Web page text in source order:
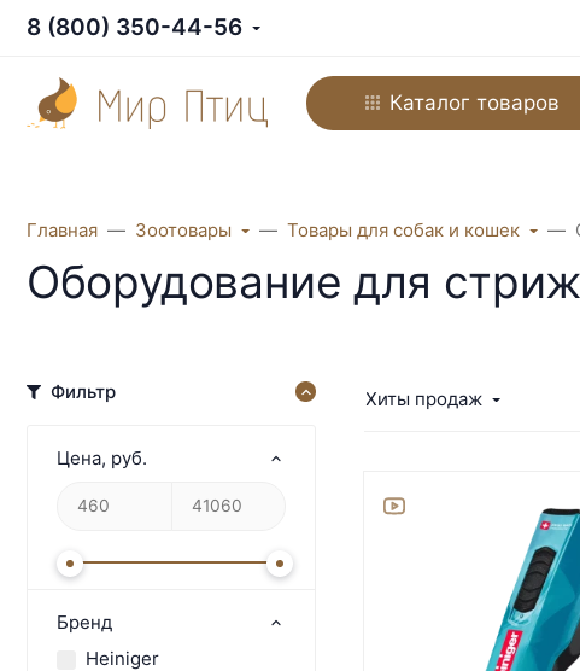
8 (800) 350-44-56
Каталог товаров
Главная Зоотовары Товары для собак и кошек
Оборудование для
Фильтр
Цена, руб.
Бренд
Heiniger
Хиты продаж